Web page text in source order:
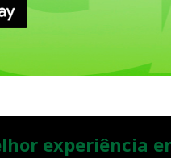
RS
experiência